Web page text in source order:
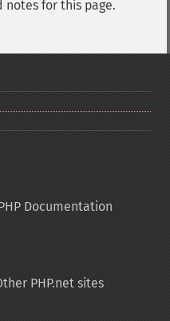
notes for this page.
Documentation
PHP.net sites